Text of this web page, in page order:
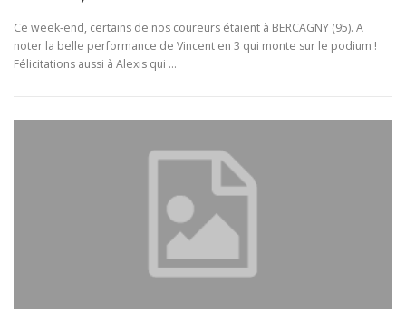
Ce week-end, certains de nos coureurs étaient à BERCAGNY (95). A
noter la belle performance de Vincent en 3 qui monte sur le podium !
Félicitations aussi à Alexis qui …